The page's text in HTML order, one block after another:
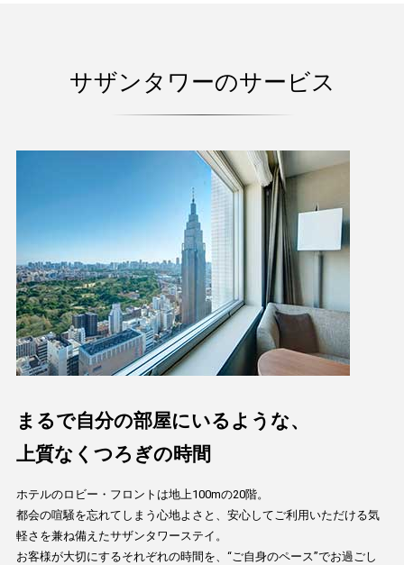
サザンタワーのサービス
まるで自分の部屋にいるような、
上質なくつろぎの時間
ホテルのロビー・フロントは地上100mの20階。
都会の喧騒を忘れてしまう心地よさと、安心してご利用いただける気
軽さを兼ね備えたサザンタワーステイ。
お客様が大切にするそれぞれの時間を、“ご自身のペース”でお過ごし